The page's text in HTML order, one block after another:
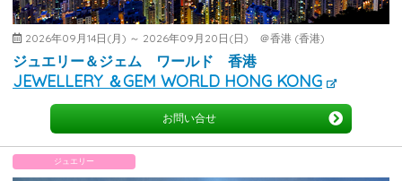
2026年09月14日(月) ～ 2026年09月20日(日) ＠香港 (香港)
ジュエリー＆ジェム ワールド 香港
JEWELLERY ＆GEM WORLD HONG KONG
お問い合せ
ジュエリー